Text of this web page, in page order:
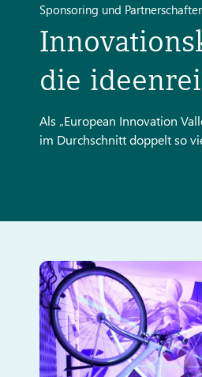
Sponsoring und
die
Als „European Innovation
im Durchschnitt doppelt so